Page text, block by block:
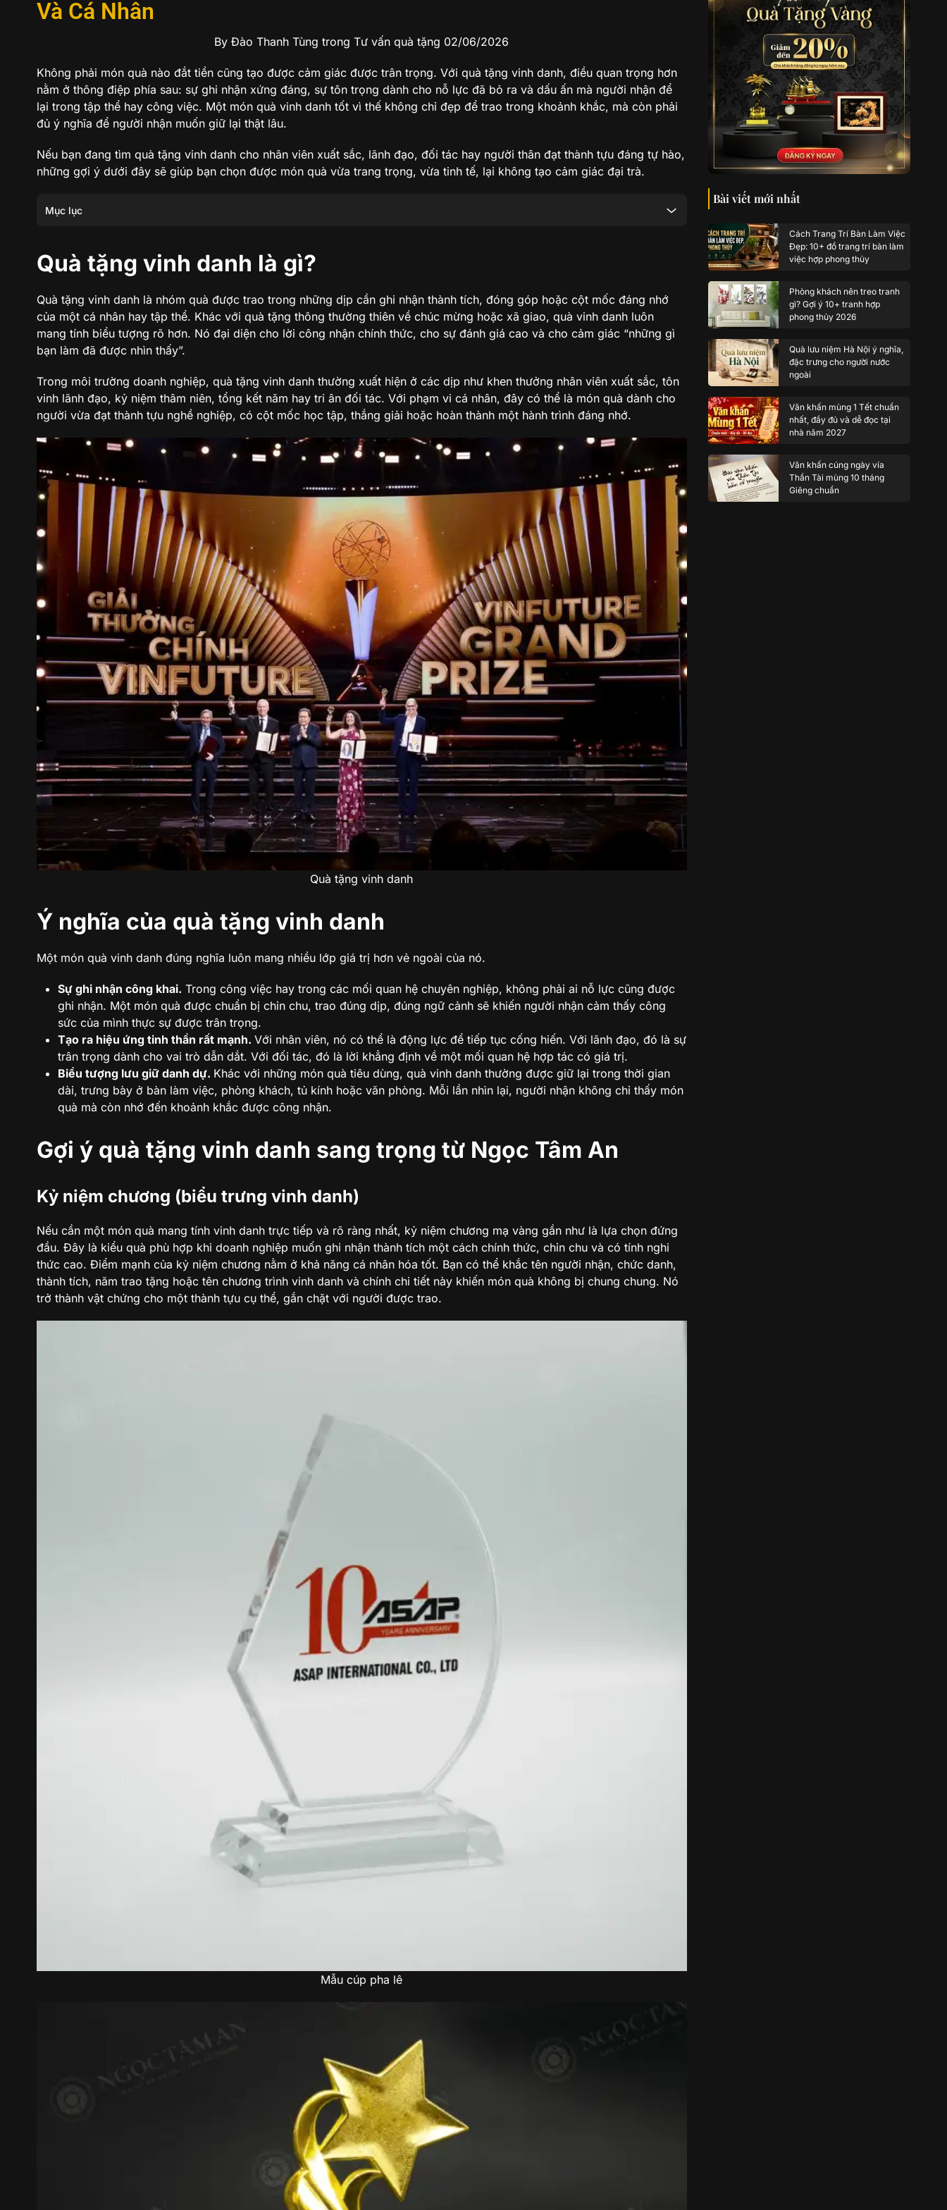
Và Cá Nhân
By Đào Thanh Tùng trong Tư vấn quà tặng 02/06/2026
Không phải món quà nào đắt tiền cũng tạo được cảm giác được trân trọng. Với quà tặng vinh danh, điều quan trọng hơn
nằm ở thông điệp phía sau: sự ghi nhận xứng đáng, sự tôn trọng dành cho nỗ lực đã bỏ ra và dấu ấn mà người nhận để
lại trong tập thể hay công việc. Một món quà vinh danh tốt vì thế không chỉ đẹp để trao trong khoảnh khắc, mà còn phải
đủ ý nghĩa để người nhận muốn giữ lại thật lâu.
Nếu bạn đang tìm quà tặng vinh danh cho nhân viên xuất sắc, lãnh đạo, đối tác hay người thân đạt thành tựu đáng tự hào,
những gợi ý dưới đây sẽ giúp bạn chọn được món quà vừa trang trọng, vừa tinh tế, lại không tạo cảm giác đại trà.
Mục lục
Ý nghĩa của quà tặng vinh danh
Gợi ý quà tặng vinh danh sang trọng từ Ngọc Tâm An
Cách chọn quà tặng vinh danh đúng và tinh tế
Quà tặng vinh danh là gì?
Quà tặng vinh danh là nhóm quà được trao trong những dịp cần ghi nhận thành tích, đóng góp hoặc cột mốc đáng nhớ
của một cá nhân hay tập thể. Khác với quà tặng thông thường thiên về chúc mừng hoặc xã giao, quà vinh danh luôn
mang tính biểu tượng rõ hơn. Nó đại diện cho lời công nhận chính thức, cho sự đánh giá cao và cho cảm giác “những gì
bạn làm đã được nhìn thấy”.
Trong môi trường doanh nghiệp, quà tặng vinh danh thường xuất hiện ở các dịp như khen thưởng nhân viên xuất sắc, tôn
vinh lãnh đạo, kỷ niệm thâm niên, tổng kết năm hay tri ân đối tác. Với phạm vi cá nhân, đây có thể là món quà dành cho
người vừa đạt thành tựu nghề nghiệp, có cột mốc học tập, thắng giải hoặc hoàn thành một hành trình đáng nhớ.
Quà tặng vinh danh
Ý nghĩa của quà tặng vinh danh
Một món quà vinh danh đúng nghĩa luôn mang nhiều lớp giá trị hơn vẻ ngoài của nó.
Sự ghi nhận công khai. Trong công việc hay trong các mối quan hệ chuyên nghiệp, không phải ai nỗ lực cũng được
ghi nhận. Một món quà được chuẩn bị chỉn chu, trao đúng dịp, đúng ngữ cảnh sẽ khiến người nhận cảm thấy công
sức của mình thực sự được trân trọng.
Tạo ra hiệu ứng tinh thần rất mạnh. Với nhân viên, nó có thể là động lực để tiếp tục cống hiến. Với lãnh đạo, đó là sự
trân trọng dành cho vai trò dẫn dắt. Với đối tác, đó là lời khẳng định về một mối quan hệ hợp tác có giá trị.
Biểu tượng lưu giữ danh dự. Khác với những món quà tiêu dùng, quà vinh danh thường được giữ lại trong thời gian
dài, trưng bày ở bàn làm việc, phòng khách, tủ kính hoặc văn phòng. Mỗi lần nhìn lại, người nhận không chỉ thấy món
quà mà còn nhớ đến khoảnh khắc được công nhận.
Gợi ý quà tặng vinh danh sang trọng từ Ngọc Tâm An
Kỷ niệm chương (biểu trưng vinh danh)
Nếu cần một món quà mang tính vinh danh trực tiếp và rõ ràng nhất, kỷ niệm chương mạ vàng gần như là lựa chọn đứng
đầu. Đây là kiểu quà phù hợp khi doanh nghiệp muốn ghi nhận thành tích một cách chính thức, chỉn chu và có tính nghi
thức cao. Điểm mạnh của kỷ niệm chương nằm ở khả năng cá nhân hóa tốt. Bạn có thể khắc tên người nhận, chức danh,
thành tích, năm trao tặng hoặc tên chương trình vinh danh và chính chi tiết này khiến món quà không bị chung chung. Nó
trở thành vật chứng cho một thành tựu cụ thể, gắn chặt với người được trao.
Mẫu cúp pha lê
Bài viết mới nhất
Cách Trang Trí Bàn Làm Việc
Đẹp: 10+ đồ trang trí bàn làm
việc hợp phong thủy
Phòng khách nên treo tranh
gì? Gợi ý 10+ tranh hợp
phong thủy 2026
Quà lưu niệm Hà Nội ý nghĩa,
đặc trưng cho người nước
ngoài
Văn khấn mùng 1 Tết chuẩn
nhất, đầy đủ và dễ đọc tại
nhà năm 2027
Văn khấn cúng ngày vía
Thần Tài mùng 10 tháng
Giêng chuẩn